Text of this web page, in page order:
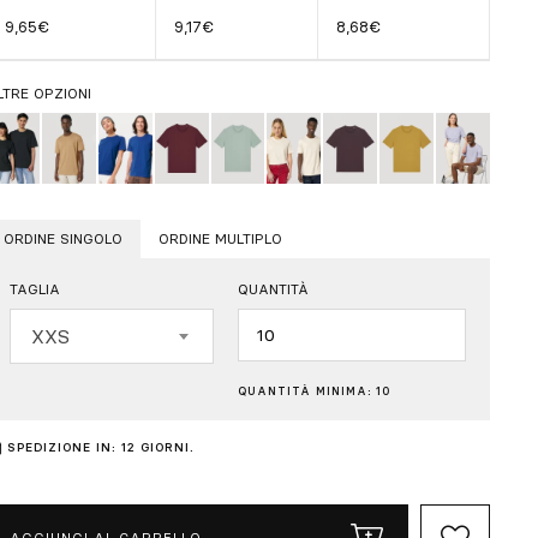
9,65€ 9,17€ 8,68€
OPZIONI
ORDINE SINGOLO ORDINE MULTIPLO
TAGLIA
XXS
QUANTITÀ
QUANTITÀ MINIMA: 10
SPEDIZIONE IN: 12 GIORNI.